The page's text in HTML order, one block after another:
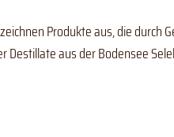
Produkte aus, die durch
aus der Bodensee